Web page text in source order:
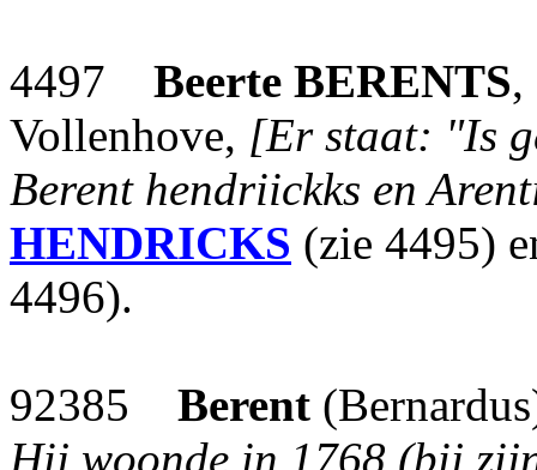
4497 Beerte BERENTS,
Vollenhove, [Er staat: "Is
Berent hendriickks en
HENDRICKS (zie 4495)
4496).
92385 Berent
Hij woonde in 1768 (bij